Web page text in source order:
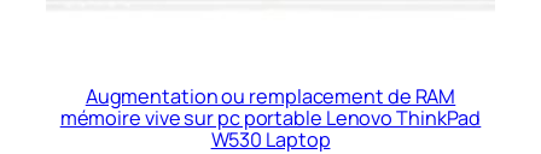
Augmentation ou remplacement de RAM
mémoire vive sur pc portable Lenovo ThinkPad
W530 Laptop